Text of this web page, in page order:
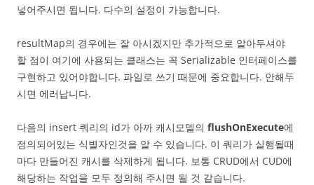
넣어주시면 됩니다. 다수의 설정이 가능합니다.
resultMap의 경우에는 잘 아시겠지만 추가적으로 알아두셔야
할 점이 여기에 사용되는 클래스는 꼭 Serializable 인터페이스를
구현하고 있어야합니다. 파일로 쓰기 때문에 중요합니다. 안해두
시면 에러납니다.
다음의 insert 쿼리의 id가 아까 캐시모델의 flushOnExecute에
정의되어있는 식별자인것을 알 수 있습니다. 이 쿼리가 실행될때
마다 만들어진 캐시를 삭제하게 됩니다. 보통 CRUD에서 CUD에
해당하는 작업을 모두 정의해 주시면 될 것 같습니다.